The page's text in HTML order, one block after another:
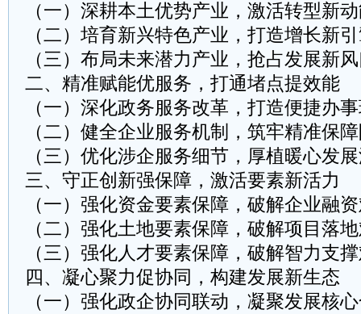
（一）深耕本土优势产业，激活转型新
（二）培育新兴特色产业，打造增长新
（三）布局未来潜力产业，抢占发展新
二、精准赋能优服务，打通堵点提效能
（一）深化政务服务改革，打造便捷办
（二）健全企业服务机制，筑牢精准保
（三）优化涉企服务细节，厚植暖心发
三、守正创新强保障，激活要素新活力
（一）强化资金要素保障，破解企业融
（二）强化土地要素保障，破解项目落
（三）强化人才要素保障，破解智力支
四、凝心聚力促协同，构建发展新生态
（一）强化政企协同联动，凝聚发展核